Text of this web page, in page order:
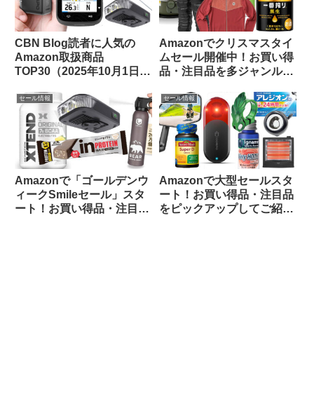
CBN Blog読者に人気の
Amazon取扱商品
TOP30（2025年10月1日
Amazonでクリスマスタイ
ムセール開催中！お買い得
品・注目品を多ジャンルか
します
セール情報
Amazonで「ゴールデンウ
ィークSmileセール」スタ
ート！お買い得品・注目品
セール情報
Amazonで大型セールスタ
ート！お買い得品・注目品
をピックアップしてご紹介